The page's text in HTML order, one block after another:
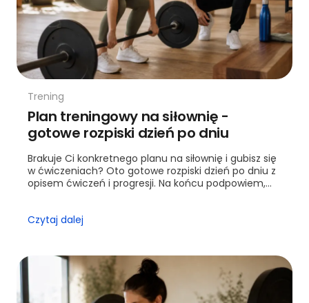
Trening
Plan treningowy na siłownię -
gotowe rozpiski dzień po dniu
Brakuje Ci konkretnego planu na siłownię i gubisz się
w ćwiczeniach? Oto gotowe rozpiski dzień po dniu z
opisem ćwiczeń i progresji. Na końcu podpowiem,
Czytaj dalej